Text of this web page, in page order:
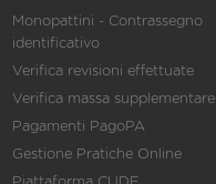
Monopattini - Contrassegno
identificativo
Verifica revisioni effettuate
Verifica massa supplementare
Pagamenti PagoPA
Gestione Pratiche Online